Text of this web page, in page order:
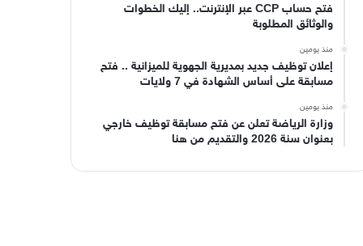
فتح حساب CCP عبر الإنترنت.. إليك الخطوات
والوثائق المطلوبة
منذ يومين
إعلان توظيف جديد بمديرية الجهوية للميزانية .. فتح
مسابقة على أساس الشهادة في 7 ولايات
منذ يومين
وزارة الرياضة تعلن عن فتح مسابقة توظيف خارجي
بعنوان سنة 2026 والتقديم من هنا